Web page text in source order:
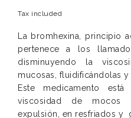
Tax included
La bromhexina, principio
pertenece a los
disminuyendo la
mucosas, fluidificándolas
Este medicamento
viscosidad de mocos
expulsión, en resfriados y